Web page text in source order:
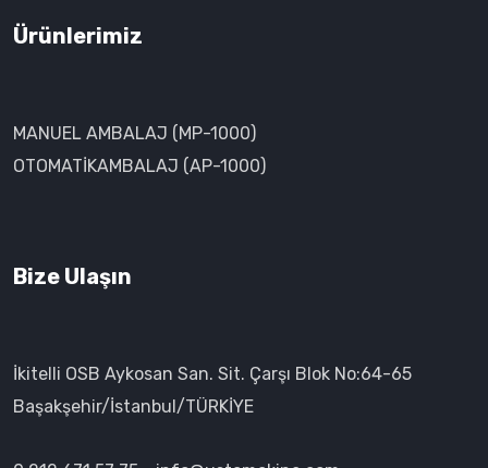
Ürünlerimiz
MANUEL AMBALAJ (MP-1000)
OTOMATİKAMBALAJ (AP-1000)
Bize Ulaşın
İkitelli OSB Aykosan San. Sit. Çarşı Blok No:64-65
Başakşehir/İstanbul/TÜRKİYE